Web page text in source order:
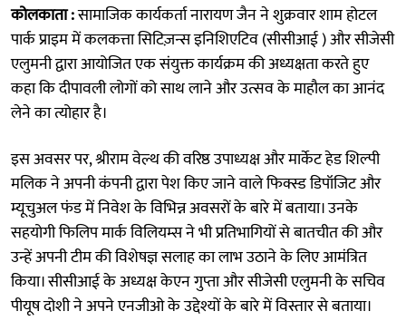
कोलकाता :सामाजिक कार्यकर्ता नारायण जैन ने शुक्रवार शाम होटल
पार्क प्राइम में कलकत्ता सिटिज़न्स इनिशिएटिव (सीसीआई ) और सीजेसी
एलुमनी द्वारा आयोजित एक संयुक्त कार्यक्रम की अध्यक्षता करते हुए
कहा कि दीपावली लोगों को साथ लाने और उत्सव के माहौल का आनंद
लेने का त्योहार है।
इस अवसर पर, श्रीराम वेल्थ की वरिष्ठ उपाध्यक्ष और मार्केट हेड शिल्पी
मलिक ने अपनी कंपनी द्वारा पेश किए जाने वाले फिक्स्ड डिपॉजिट और
म्यूचुअल फंड में निवेश के विभिन्न अवसरों के बारे में बताया। उनके
सहयोगी फिलिप मार्क विलियम्स ने भी प्रतिभागियों से बातचीत की और
उन्हें अपनी टीम की विशेषज्ञ सलाह का लाभ उठाने के लिए आमंत्रित
किया। सीसीआई के अध्यक्ष केएन गुप्ता और सीजेसी एलुमनी के सचिव
पीयूष दोशी ने अपने एनजीओ के उद्देश्यों के बारे में विस्तार से बताया।